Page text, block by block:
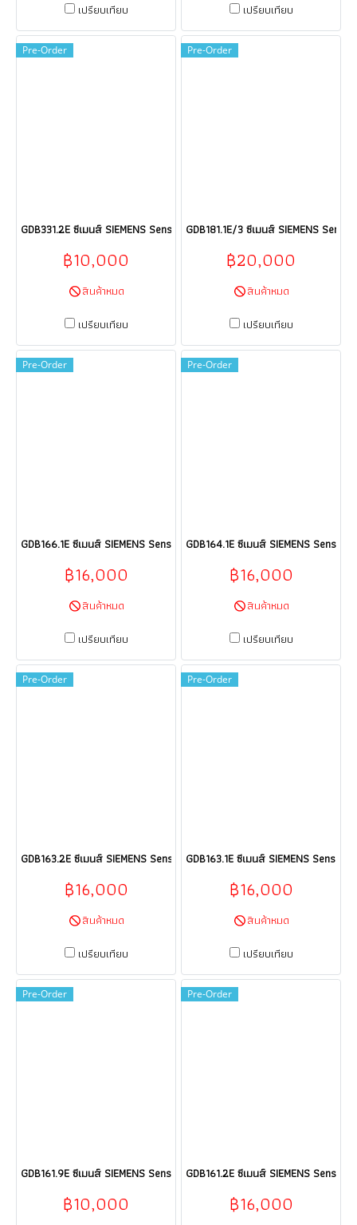
เปรียบเทียบ เปรียบเทียบ
Pre-Order
GDB331.2E ซีเมนส์ SIEMENS Sensor HVAC products HVAC building
฿10,000
สินค้าหมด
เปรียบเทียบ
Pre-Order
GDB181.1E/3 ซีเมนส์ SIEMENS
฿20,000
สินค้าหมด
เปรียบเทียบ
Pre-Order
GDB166.1E ซีเมนส์ SIEMENS Sensor HVAC products HVAC building
฿16,000
สินค้าหมด
เปรียบเทียบ
Pre-Order
GDB164.1E ซีเมนส์ SIEMENS
฿16,000
สินค้าหมด
เปรียบเทียบ
Pre-Order
GDB163.2E ซีเมนส์ SIEMENS Sensor HVAC products HVAC building
฿16,000
สินค้าหมด
เปรียบเทียบ
Pre-Order
GDB163.1E ซีเมนส์ SIEMENS
฿16,000
สินค้าหมด
เปรียบเทียบ
Pre-Order
GDB161.9E ซีเมนส์ SIEMENS Sensor HVAC products HVAC building
฿10,000
Pre-Order
GDB161.2E ซีเมนส์ SIEMENS
฿16,000